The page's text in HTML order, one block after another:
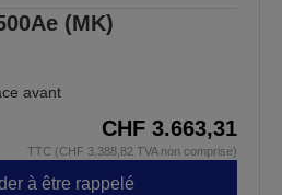
(MK)
avant
CHF 3.663,31
TTC (CHF 3.388,82 TVA non comprise)
à être rappelé